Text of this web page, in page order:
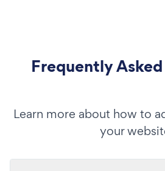
Frequently
Learn more about how to
your